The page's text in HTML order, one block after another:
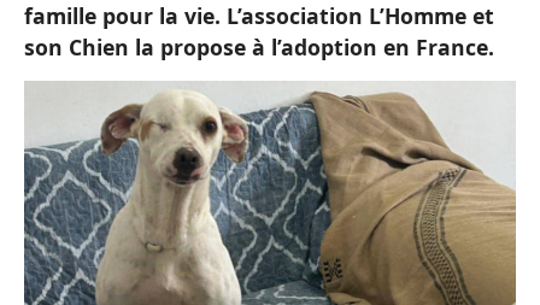
famille pour la vie. L’association L’Homme et
son Chien la propose à l’adoption en France.